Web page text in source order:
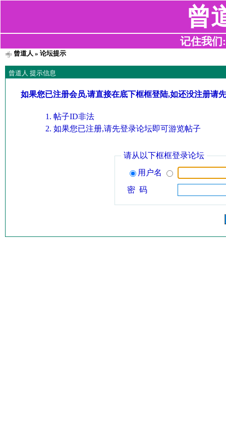
曾
记住我们
曾道人 » 论坛提示
曾道人 提示信息
如果您已注册会员,请直接在底下框框登陆,如还没注册请
帖子ID非法
如果您已注册,请先登录论坛即可游览帖子
请从以下框框登录论坛
用户名
密 码